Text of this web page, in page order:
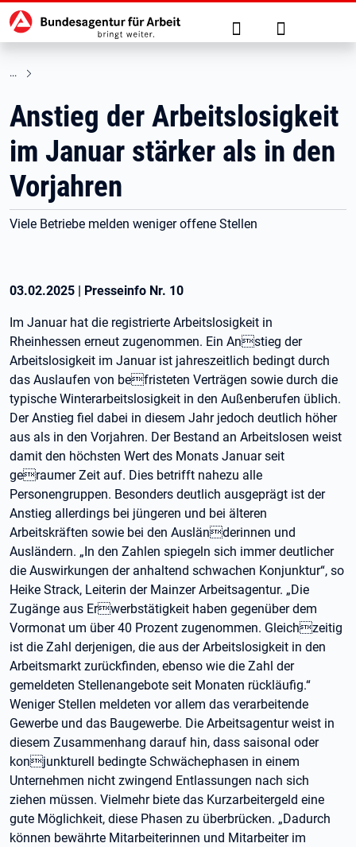
zu den Hauptinhalten springen
Hauptnavigation Suche Anmelden
Anstieg der Arbeitslosigkeit
im Januar stärker als in den
Vorjahren
Viele Betriebe melden weniger offene Stellen
03.02.2025 | Presseinfo Nr. 10
Im Januar hat die registrierte Arbeitslosigkeit in
Rheinhessen erneut zugenommen. Ein Anstieg der
Arbeitslosigkeit im Januar ist jahreszeitlich bedingt durch
das Auslaufen von befristeten Verträgen sowie durch die
typische Winterarbeitslosigkeit in den Außenberufen üblich.
Der Anstieg fiel dabei in diesem Jahr jedoch deutlich höher
aus als in den Vorjahren. Der Bestand an Arbeitslosen weist
damit den höchsten Wert des Monats Januar seit
geraumer Zeit auf. Dies betrifft nahezu alle
Personengruppen. Besonders deutlich ausgeprägt ist der
Anstieg allerdings bei jüngeren und bei älteren
Arbeitskräften sowie bei den Ausländerinnen und
Ausländern. „In den Zahlen spiegeln sich immer deutlicher
die Auswirkungen der anhaltend schwachen Konjunktur“, so
Heike Strack, Leiterin der Mainzer Arbeitsagentur. „Die
Zugänge aus Erwerbstätigkeit haben gegenüber dem
Vormonat um über 40 Prozent zugenommen. Gleichzeitig
ist die Zahl derjenigen, die aus der Arbeitslosigkeit in den
Arbeitsmarkt zurückfinden, ebenso wie die Zahl der
gemeldeten Stellenangebote seit Monaten rückläufig.“
Weniger Stellen meldeten vor allem das verarbeitende
Gewerbe und das Baugewerbe. Die Arbeitsagentur weist in
diesem Zusammenhang darauf hin, dass saisonal oder
konjunkturell bedingte Schwächephasen in einem
Unternehmen nicht zwingend Entlassungen nach sich
ziehen müssen. Vielmehr biete das Kurzarbeitergeld eine
gute Möglichkeit, diese Phasen zu überbrücken. „Dadurch
können bewährte Mitarbeiterinnen und Mitarbeiter im